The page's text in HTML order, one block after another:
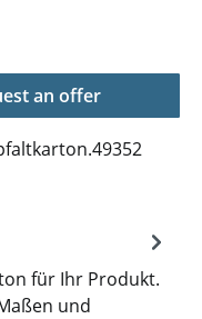
de gewenste
an offer
für Ihr Produkt.
und